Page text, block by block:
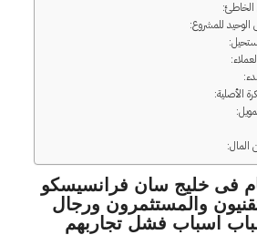
فى خليج سان فرانسيسكو
و المستثمرون ورجال
اسباب فشل تجاربهم